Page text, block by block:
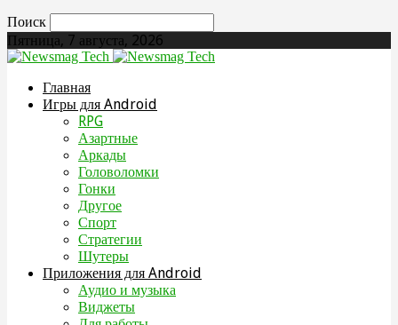
Поиск
Пятница, 7 августа, 2026
Главная
Игры для Android
RPG
Азартные
Аркады
Головоломки
Гонки
Другое
Спорт
Стратегии
Шутеры
Приложения для Android
Аудио и музыка
Виджеты